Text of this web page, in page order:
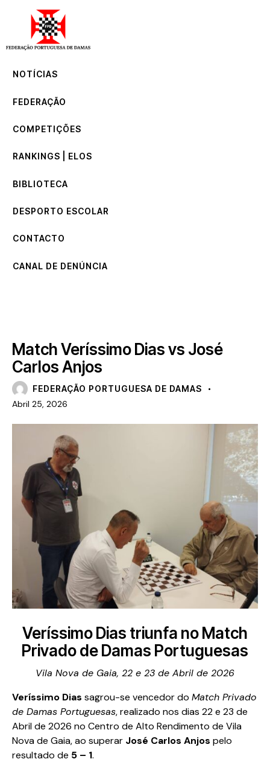
NOTÍCIAS
FEDERAÇÃO
COMPETIÇÕES
RANKINGS | ELOS
BIBLIOTECA
DESPORTO ESCOLAR
CONTACTO
CANAL DE DENÚNCIA
Match Veríssimo Dias vs José
Carlos Anjos
FEDERAÇÃO PORTUGUESA DE DAMAS
Abril 25, 2026
Veríssimo Dias triunfa no Match
Privado de Damas Portuguesas
Vila Nova de Gaia, 22 e 23 de Abril de 2026
Veríssimo Dias sagrou-se vencedor do Match Privado
de Damas Portuguesas, realizado nos dias 22 e 23 de
Abril de 2026 no Centro de Alto Rendimento de Vila
Nova de Gaia, ao superar José Carlos Anjos pelo
resultado de 5 – 1.